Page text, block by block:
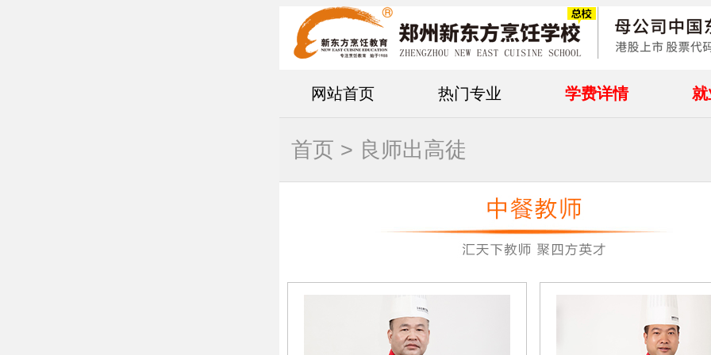
网站首页 热门专业 学费详情 就
首页 > 良师出高徒